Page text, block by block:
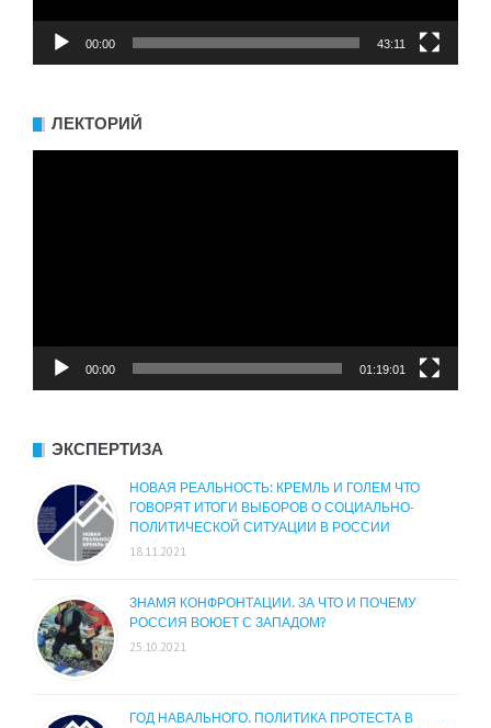
00:00 43:11
ЛЕКТОРИЙ
00:00 01:19:01
ЭКСПЕРТИЗА
НОВАЯ РЕАЛЬНОСТЬ: КРЕМЛЬ И ГОЛЕМ ЧТО
ГОВОРЯТ ИТОГИ ВЫБОРОВ О СОЦИАЛЬНО-
ПОЛИТИЧЕСКОЙ СИТУАЦИИ В РОССИИ
18.11.2021
ЗНАМЯ КОНФРОНТАЦИИ. ЗА ЧТО И ПОЧЕМУ
РОССИЯ ВОЮЕТ С ЗАПАДОМ?
25.10.2021
ГОД НАВАЛЬНОГО. ПОЛИТИКА ПРОТЕСТА В